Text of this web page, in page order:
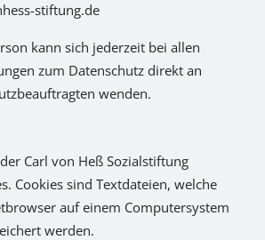
stiftung.de
kann sich jederzeit bei allen
zum Datenschutz direkt an
wenden.
Carl von Heß Sozialstiftung
Cookies sind Textdateien, welche
auf einem Computersystem
werden.